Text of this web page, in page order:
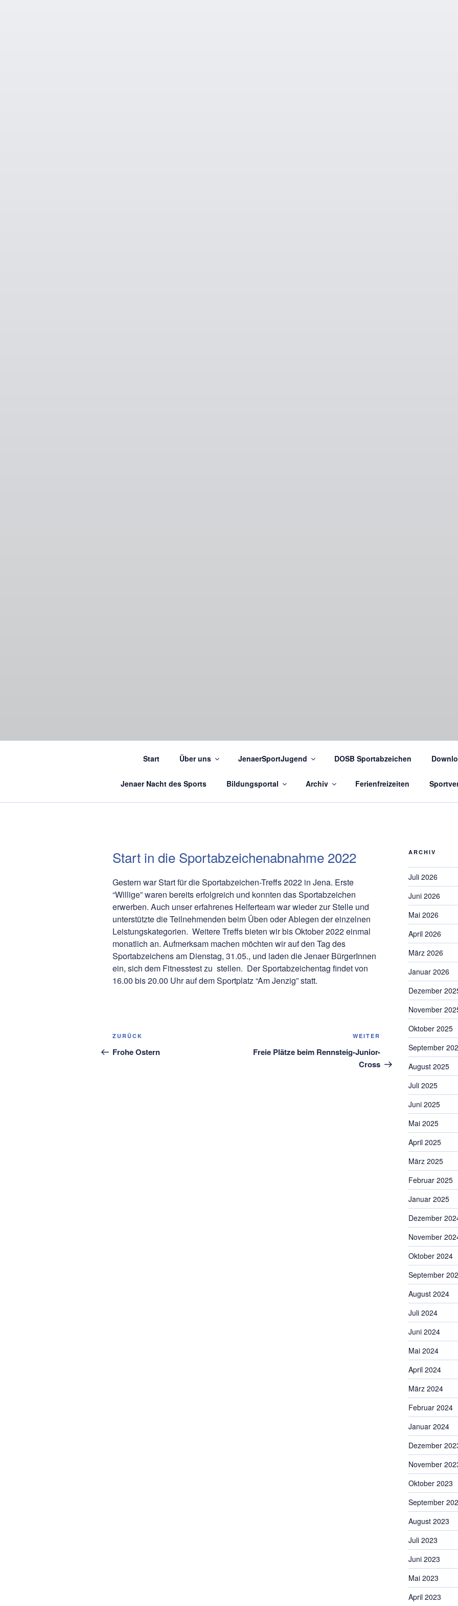
Start Über uns JenaerSportJugend DOSB Sportabzeichen
Jenaer Nacht des Sports Bildungsportal Archiv Ferienfreizeiten
Start in die Sportabzeichenabnahme 2022
Gestern war Start für die Sportabzeichen-Treffs 2022 in Jena. Erste
“Willige” waren bereits erfolgreich und konnten das Sportabzeichen
erwerben. Auch unser erfahrenes Helferteam war wieder zur Stelle und
unterstützte die Teilnehmenden beim Üben oder Ablegen der einzelnen
Leistungskategorien. Weitere Treffs bieten wir bis Oktober 2022 einmal
monatlich an. Aufmerksam machen möchten wir auf den Tag des
Sportabzeichens am Dienstag, 31.05., und laden die Jenaer BürgerInnen
ein, sich dem Fitnesstest zu stellen. Der Sportabzeichentag findet von
16.00 bis 20.00 Uhr auf dem Sportplatz “Am Jenzig” statt.
Beitragsnavigation
Vorheriger
Beitrag
ZURÜCK
Frohe Ostern
Nächster
Beitrag
WEITER
Freie Plätze beim Rennsteig-Junior-
Cross
ARCHIV
Juli 2026
Juni 2026
Mai 2026
April 2026
März 2026
Januar 2026
Dezember
November
Oktober 2025
September
August 2025
Juli 2025
Juni 2025
Mai 2025
April 2025
März 2025
Februar 2025
Januar 2025
Dezember
November
Oktober 2024
September
August 2024
Juli 2024
Juni 2024
Mai 2024
April 2024
März 2024
Februar 2024
Januar 2024
Dezember
November
Oktober 2023
September
August 2023
Juli 2023
Juni 2023
Mai 2023
April 2023